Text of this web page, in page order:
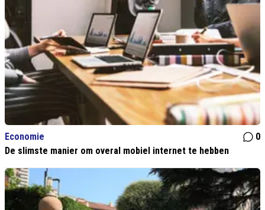
Economie
0
De slimste manier om overal mobiel internet te hebben